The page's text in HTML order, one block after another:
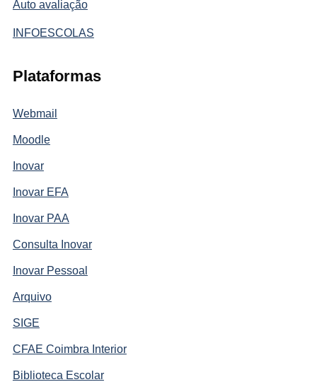
Auto avaliação
INFOESCOLAS
Plataformas
Webmail
Moodle
Inovar
Inovar EFA
Inovar PAA
Consulta Inovar
Inovar Pessoal
Arquivo
SIGE
CFAE Coimbra Interior
Biblioteca Escolar